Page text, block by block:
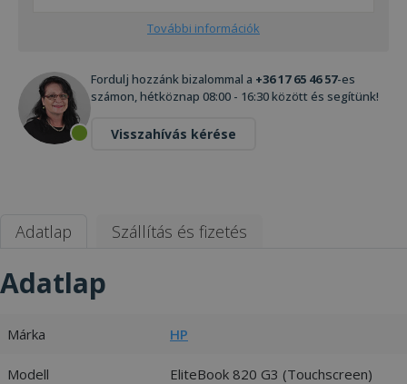
További információk
Fordulj hozzánk bizalommal a +36 17 65 46 57-es
számon, hétköznap 08:00 - 16:30 között és segítünk!
Visszahívás kérése
Adatlap Szállítás és fizetés
Adatlap
Márka HP
Modell EliteBook 820 G3 (Touchscreen)